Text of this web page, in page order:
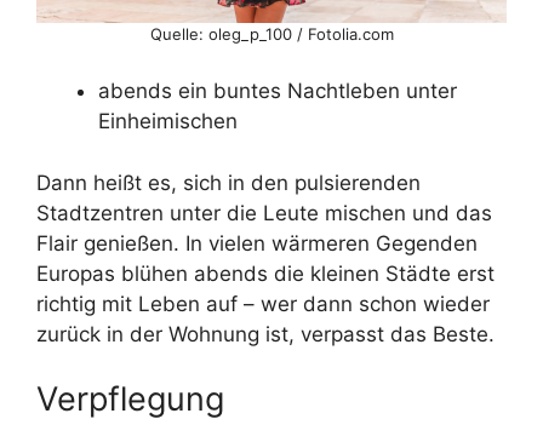
Quelle: oleg_p_100 / Fotolia.com
abends ein buntes Nachtleben unter
Einheimischen
Dann heißt es, sich in den pulsierenden
Stadtzentren unter die Leute mischen und das
Flair genießen. In vielen wärmeren Gegenden
Europas blühen abends die kleinen Städte erst
richtig mit Leben auf – wer dann schon wieder
zurück in der Wohnung ist, verpasst das Beste.
Verpflegung